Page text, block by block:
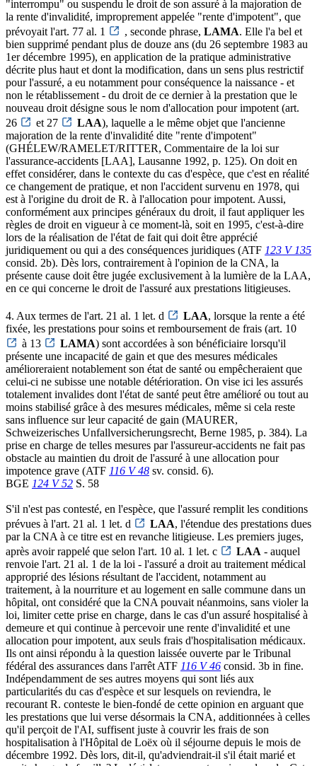
"interrompu" ou suspendu le droit de son assuré à la majoration de
la rente d'invalidité, improprement appelée "rente d'impotent", que
prévoyait l'art. 77 al. 1
, seconde phrase, LAMA. Elle l'a bel et
bien supprimé pendant plus de douze ans (du 26 septembre 1983 au
1er décembre 1995), en application de la pratique administrative
décrite plus haut et dont la modification, dans un sens plus restrictif
pour l'assuré, a eu notamment pour conséquence la naissance - et
non le rétablissement - du droit de ce dernier à la prestation que le
nouveau droit désigne sous le nom d'allocation pour impotent (art.
26
et 27 LAA), laquelle a le même objet que l'ancienne
majoration de la rente d'invalidité dite "rente d'impotent"
(GHÉLEW/RAMELET/RITTER, Commentaire de la loi sur
l'assurance-accidents [LAA], Lausanne 1992, p. 125). On doit en
effet considérer, dans le contexte du cas d'espèce, que c'est en réalité
ce changement de pratique, et non l'accident survenu en 1978, qui
est à l'origine du droit de R. à l'allocation pour impotent. Aussi,
conformément aux principes généraux du droit, il faut appliquer les
règles de droit en vigueur à ce moment-là, soit en 1995, c'est-à-dire
lors de la réalisation de l'état de fait qui doit être apprécié
juridiquement ou qui a des conséquences juridiques (ATF 123 V 135
consid. 2b). Dès lors, contrairement à l'opinion de la CNA, la
présente cause doit être jugée exclusivement à la lumière de la LAA,
en ce qui concerne le droit de l'assuré aux prestations litigieuses.
4. Aux termes de l'art. 21 al. 1 let. d LAA, lorsque la rente a été
fixée, les prestations pour soins et remboursement de frais (art. 10
à 13
LAMA) sont accordées à son bénéficiaire lorsqu'il
présente une incapacité de gain et que des mesures médicales
amélioreraient notablement son état de santé ou empêcheraient que
celui-ci ne subisse une notable détérioration. On vise ici les assurés
totalement invalides dont l'état de santé peut être amélioré ou tout au
moins stabilisé grâce à des mesures médicales, même si cela reste
sans influence sur leur capacité de gain (MAURER,
Schweizerisches Unfallversicherungsrecht, Berne 1985, p. 384). La
prise en charge de telles mesures par l'assureur-accidents ne fait pas
obstacle au maintien du droit de l'assuré à une allocation pour
impotence grave (ATF 116 V 48 sv. consid. 6).
BGE 124 V 52 S. 58
S'il n'est pas contesté, en l'espèce, que l'assuré remplit les conditions
prévues à l'art. 21 al. 1 let. d
LAA, l'étendue des prestations dues
par la CNA à ce titre est en revanche litigieuse. Les premiers juges,
après avoir rappelé que selon l'art. 10 al. 1 let. c
LAA - auquel
renvoie l'art. 21 al. 1 de la loi - l'assuré a droit au traitement médical
approprié des lésions résultant de l'accident, notamment au
traitement, à la nourriture et au logement en salle commune dans un
hôpital, ont considéré que la CNA pouvait néanmoins, sans violer la
loi, limiter cette prise en charge, dans le cas d'un assuré hospitalisé à
demeure et qui continue à percevoir une rente d'invalidité et une
allocation pour impotent, aux seuls frais d'hospitalisation médicaux.
Ils ont ainsi répondu à la question laissée ouverte par le Tribunal
fédéral des assurances dans l'arrêt ATF 116 V 46 consid. 3b in fine.
Indépendamment de ses autres moyens qui sont liés aux
particularités du cas d'espèce et sur lesquels on reviendra, le
recourant R. conteste le bien-fondé de cette opinion en arguant que
les prestations que lui verse désormais la CNA, additionnées à celles
qu'il perçoit de l'AI, suffisent juste à couvrir les frais de son
hospitalisation à l'Hôpital de Loëx où il séjourne depuis le mois de
décembre 1992. Dès lors, dit-il, qu'adviendrait-il s'il était marié et